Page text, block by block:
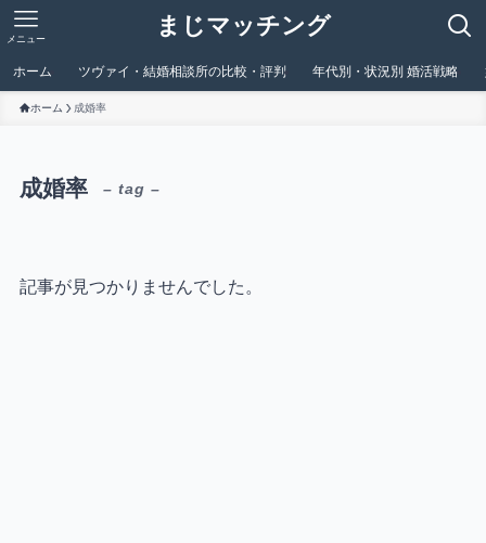
まじマッチング
メニュー
ホーム ツヴァイ・結婚相談所の比較・評判 年代別・状況別 婚活戦略
ホーム 成婚率
成婚率 – tag –
記事が見つかりませんでした。